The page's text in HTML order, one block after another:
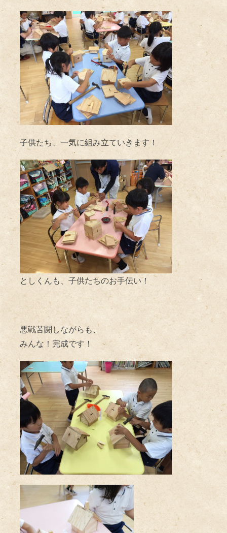
子供たち、一気に組み立ていきます！
としくんも、子供たちのお手伝い！
悪戦苦闘しながらも、
みんな！完成です！